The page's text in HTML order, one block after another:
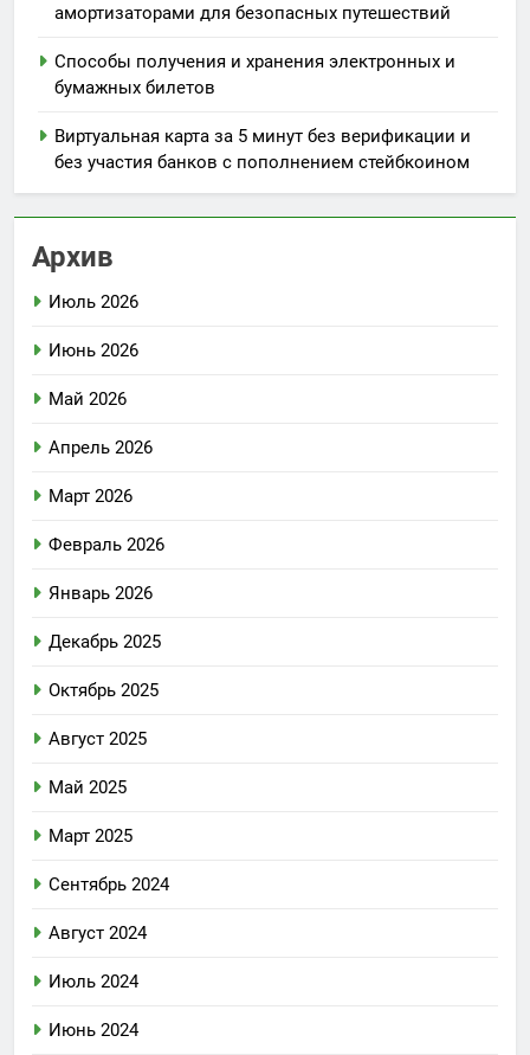
амортизаторами для безопасных путешествий
Способы получения и хранения электронных и
бумажных билетов
Виртуальная карта за 5 минут без верификации и
без участия банков с пополнением стейбкоином
Архив
Июль 2026
Июнь 2026
Май 2026
Апрель 2026
Март 2026
Февраль 2026
Январь 2026
Декабрь 2025
Октябрь 2025
Август 2025
Май 2025
Март 2025
Сентябрь 2024
Август 2024
Июль 2024
Июнь 2024